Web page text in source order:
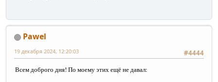
Pawel
#4444
19 декабря 2024, 12:20:03
Всем доброго дня! По моему этих ещё не давал: